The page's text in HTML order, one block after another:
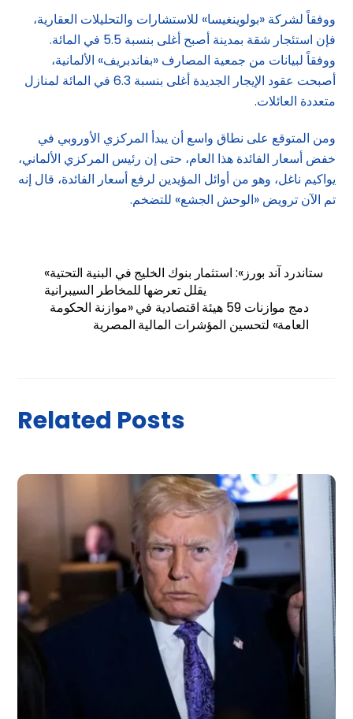
ووفقاً لشركة «بولوينغيسا» للاستشارات والتحليلات العقارية،
فإن استئجار شقة بمدينة أصبح أغلى بنسبة 5.5 في المائة.
ووفقاً لبيانات من جمعية المصارف «بفاندبريف» الألمانية،
أصبحت عقود الإيجار الجديدة أغلى بنسبة 6.3 في المائة لمنازل
متعددة العائلات.
ومن المتوقع على نطاق واسع أن يبدأ المركزي الأوروبي في
خفض أسعار الفائدة هذا العام، حتى إن رئيس المركزي الألماني،
يواكيم ناغل، وهو من أوائل المؤيدين لرفع أسعار الفائدة، قال إنه
تم الآن ترويض «الوحش الجشع» للتضخم.
«ستاندرد آند بورز»: استثمار بنوك الخليج في البنية التحتية
يقلل تعرضها للمخاطر السيبرانية
دمج موازنات 59 هيئة اقتصادية في «موازنة الحكومة
العامة» لتحسين المؤشرات المالية المصرية
Related Posts